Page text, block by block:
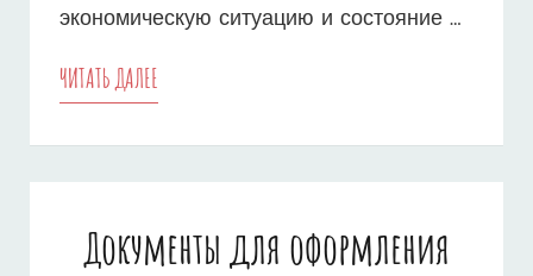
экономическую ситуацию и состояние …
ЧИТАТЬ ДАЛЕЕ
ВРЕМЕНИ
Документы для оформления